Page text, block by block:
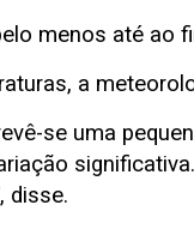
menos até ao
a
se uma
disse.